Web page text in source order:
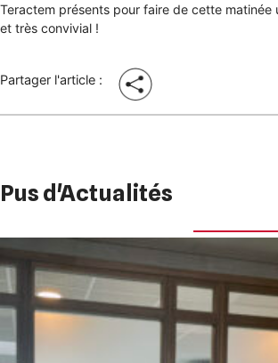
Teractem présents pour faire de cette matinée
et très convivial !
Partager l'article :
Pus d'Actualités